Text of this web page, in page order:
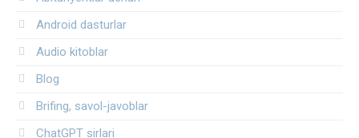
Android dasturlar
Audio kitoblar
Blog
Brifing, savol-javoblar
ChatGPT sirlari